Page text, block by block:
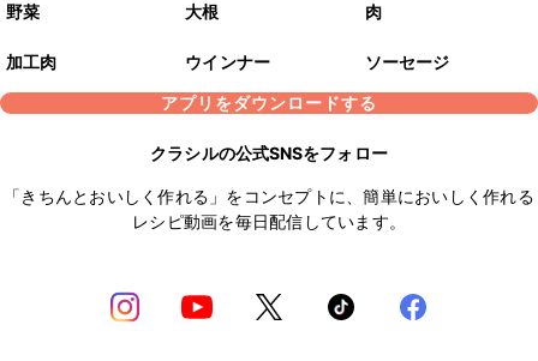
野菜 大根 肉
加工肉 ウインナー
ソーセージ
アプリをダウンロードする
クラシルの公式SNSをフォロー
「きちんとおいしく作れる」をコンセプトに、簡単においしく作れる
レシピ動画を毎日配信しています。